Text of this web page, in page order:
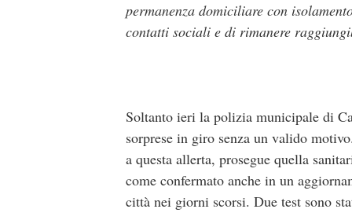
permanenza domiciliare con
contatti sociali e di rimanere
Soltanto ieri la polizia municipale di
sorprese in giro senza un valido
a questa allerta, prosegue quella
come confermato anche in un
città nei giorni scorsi. Due test sono